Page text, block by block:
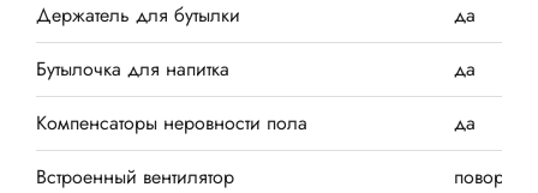
Держатель для бутылки
да
Бутылочка для напитка
да
Компенсаторы неровности пола
да
Встроенный вентилятор